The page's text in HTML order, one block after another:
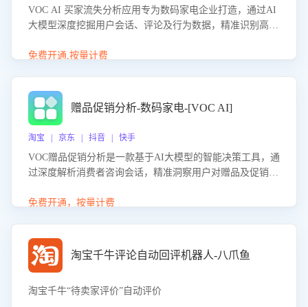
VOC AI 买家流失分析应用专为数码家电企业打造，通过AI
大模型深度挖掘用户会话、评论及行为数据，精准识别高流
应延迟、竞品价格冲击等。系统自动输出可落地的挽回策
免费开通,按量计费
赠品促销分析-数码家电-[VOC AI]
淘宝 | 京东 | 抖音 | 快手
VOC赠品促销分析是一款基于AI大模型的智能决策工具，通
过深度解析消费者咨询会话，精准洞察用户对赠品及促销政
销诉求，帮助企业制定个性化赠品组合策略，优化资源投放
免费开通，按量计费
淘宝千牛评论自动回评机器人-八爪鱼
淘宝千牛“待卖家评价”自动评价